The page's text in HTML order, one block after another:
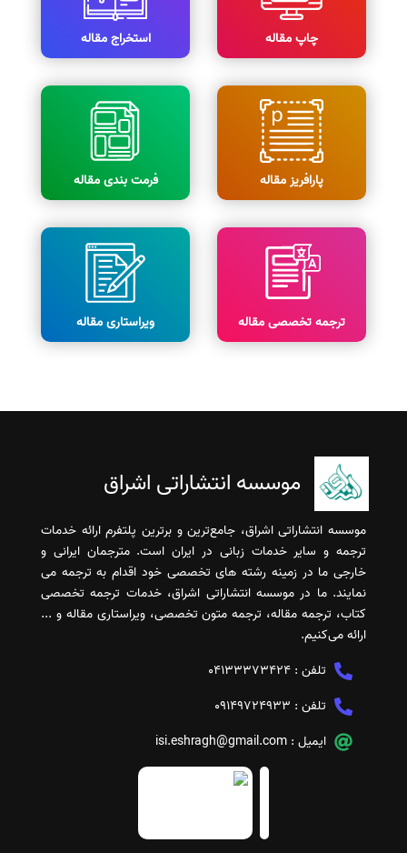
چاپ مقاله استخراج مقاله
پارافریز مقاله فرمت بندی مقاله
ترجمه تخصصی مقاله ویراستاری مقاله
موسسه انتشاراتی اشراق
موسسه انتشاراتی اشراق، جامع‌ترین و برترین پلتفرم ارائه خدمات
ترجمه و سایر خدمات زبانی در ایران است. مترجمان ایرانی و
خارجی ما در زمینه رشته های تخصصی خود اقدام به ترجمه می
نمایند. ما در موسسه انتشاراتی اشراق، خدمات ترجمه تخصصی
کتاب، ترجمه مقاله، ترجمه متون تخصصی، ویراستاری مقاله و ...
ارائه می‌کنیم.
تلفن : 04133373424
تلفن : 09149724933
ایمیل : isi.eshragh@gmail.com